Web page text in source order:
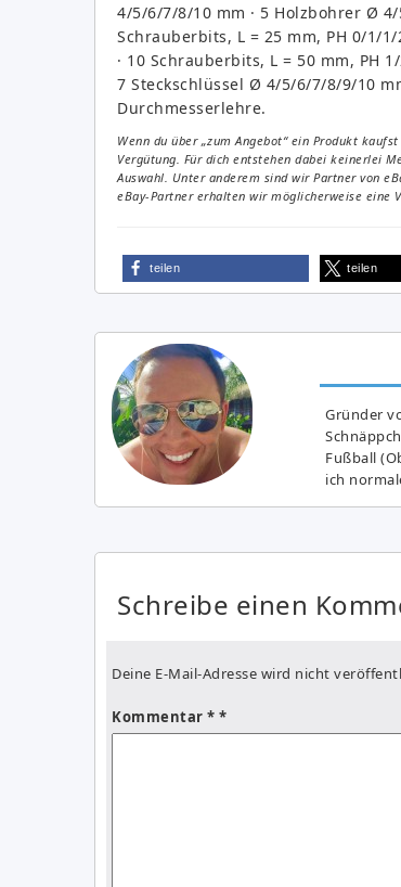
4/5/6/7/8/10 mm · 5 Holzbohrer Ø
Schrauberbits, L = 25 mm, PH 0/1/
· 10 Schrauberbits, L = 50 mm, PH
7 Steckschlüssel Ø 4/5/6/7/8/9/10
Durchmesserlehre.
Wenn du über „zum Angebot“ ein Produkt
Vergütung. Für dich entstehen dabei keinerlei
Auswahl. Unter anderem sind wir Partner von
eBay-Partner erhalten wir möglicherweise eine
teilen teilen
Gründer
Fußball
ich
Schreibe einen
Deine E-Mail-Adresse wird nicht
Kommentar *